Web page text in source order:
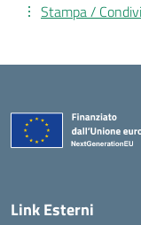
Stampa /
Link Esterni